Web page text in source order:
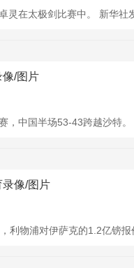
/图片
像/图片